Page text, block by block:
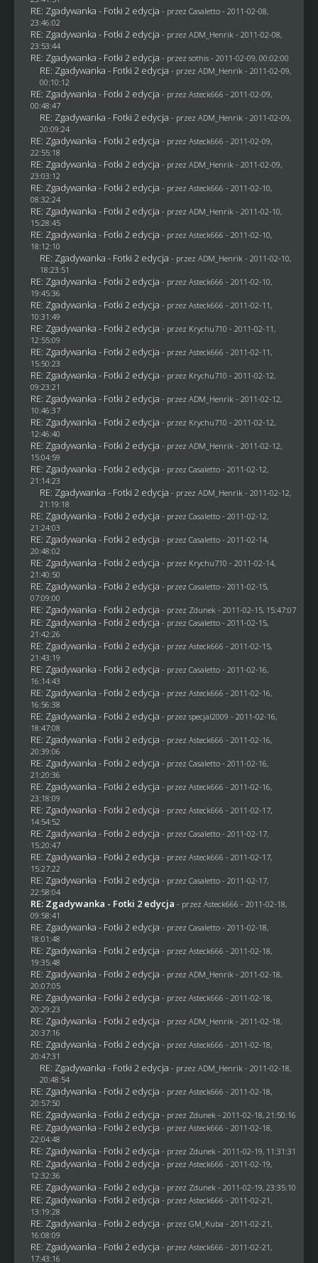
RE: Zgadywanka - Fotki 2 edycja - przez Casaletto- 2011-02-08,
23:46:02
RE: Zgadywanka - Fotki 2 edycja - przez ADM_Henrik - 2011-02-08,
23:53:44
RE: Zgadywanka - Fotki 2 edycja - przez sothis- 2011-02-09, 00:02:00
RE: Zgadywanka - Fotki 2 edycja - przez ADM_Henrik - 2011-02-09,
00:10:12
RE: Zgadywanka - Fotki 2 edycja - przez Asteck666 - 2011-02-09,
00:48:47
RE: Zgadywanka - Fotki 2 edycja - przez ADM_Henrik - 2011-02-09,
20:09:24
RE: Zgadywanka - Fotki 2 edycja - przez Asteck666 - 2011-02-09,
22:55:18
RE: Zgadywanka - Fotki 2 edycja - przez ADM_Henrik - 2011-02-09,
23:03:12
RE: Zgadywanka - Fotki 2 edycja - przez Asteck666 - 2011-02-10,
08:32:24
RE: Zgadywanka - Fotki 2 edycja - przez ADM_Henrik - 2011-02-10,
15:28:45
RE: Zgadywanka - Fotki 2 edycja - przez Asteck666 - 2011-02-10,
18:12:10
RE: Zgadywanka - Fotki 2 edycja - przez ADM_Henrik - 2011-02-10,
18:23:51
RE: Zgadywanka - Fotki 2 edycja - przez Asteck666 - 2011-02-10,
19:45:36
RE: Zgadywanka - Fotki 2 edycja - przez Asteck666 - 2011-02-11,
10:31:49
RE: Zgadywanka - Fotki 2 edycja - przez Krychu710 - 2011-02-11,
12:55:09
RE: Zgadywanka - Fotki 2 edycja - przez Asteck666 - 2011-02-11,
15:50:23
RE: Zgadywanka - Fotki 2 edycja - przez Krychu710 - 2011-02-12,
09:23:21
RE: Zgadywanka - Fotki 2 edycja - przez ADM_Henrik - 2011-02-12,
10:46:37
RE: Zgadywanka - Fotki 2 edycja - przez Krychu710 - 2011-02-12,
12:46:40
RE: Zgadywanka - Fotki 2 edycja - przez ADM_Henrik - 2011-02-12,
15:04:59
RE: Zgadywanka - Fotki 2 edycja - przez Casaletto- 2011-02-12,
21:14:23
RE: Zgadywanka - Fotki 2 edycja - przez ADM_Henrik - 2011-02-12,
21:19:18
RE: Zgadywanka - Fotki 2 edycja - przez Casaletto- 2011-02-12,
21:24:03
RE: Zgadywanka - Fotki 2 edycja - przez Casaletto- 2011-02-14,
20:48:02
RE: Zgadywanka - Fotki 2 edycja - przez Krychu710 - 2011-02-14,
21:40:50
RE: Zgadywanka - Fotki 2 edycja - przez Casaletto- 2011-02-15,
07:09:00
RE: Zgadywanka - Fotki 2 edycja - przez Zdunek - 2011-02-15, 15:47:07
RE: Zgadywanka - Fotki 2 edycja - przez Casaletto- 2011-02-15,
21:42:26
RE: Zgadywanka - Fotki 2 edycja - przez Asteck666 - 2011-02-15,
21:43:19
RE: Zgadywanka - Fotki 2 edycja - przez Casaletto- 2011-02-16,
16:14:43
RE: Zgadywanka - Fotki 2 edycja - przez Asteck666 - 2011-02-16,
16:56:38
RE: Zgadywanka - Fotki 2 edycja - przez specjal2009 - 2011-02-16,
18:47:08
RE: Zgadywanka - Fotki 2 edycja - przez Asteck666 - 2011-02-16,
20:39:06
RE: Zgadywanka - Fotki 2 edycja - przez Casaletto- 2011-02-16,
21:20:36
RE: Zgadywanka - Fotki 2 edycja - przez Asteck666 - 2011-02-16,
23:18:09
RE: Zgadywanka - Fotki 2 edycja - przez Asteck666 - 2011-02-17,
14:54:52
RE: Zgadywanka - Fotki 2 edycja - przez Casaletto- 2011-02-17,
15:20:47
RE: Zgadywanka - Fotki 2 edycja - przez Asteck666 - 2011-02-17,
15:27:22
RE: Zgadywanka - Fotki 2 edycja - przez Casaletto- 2011-02-17,
22:58:04
RE: Zgadywanka - Fotki 2 edycja - przez Asteck666 - 2011-02-18,
09:58:41
RE: Zgadywanka - Fotki 2 edycja - przez Casaletto- 2011-02-18,
18:01:48
RE: Zgadywanka - Fotki 2 edycja - przez Asteck666 - 2011-02-18,
19:35:48
RE: Zgadywanka - Fotki 2 edycja - przez ADM_Henrik - 2011-02-18,
20:07:05
RE: Zgadywanka - Fotki 2 edycja - przez Asteck666 - 2011-02-18,
20:29:23
RE: Zgadywanka - Fotki 2 edycja - przez ADM_Henrik - 2011-02-18,
20:37:16
RE: Zgadywanka - Fotki 2 edycja - przez Asteck666 - 2011-02-18,
20:47:31
RE: Zgadywanka - Fotki 2 edycja - przez ADM_Henrik - 2011-02-18,
20:48:54
RE: Zgadywanka - Fotki 2 edycja - przez Asteck666 - 2011-02-18,
20:57:50
RE: Zgadywanka - Fotki 2 edycja - przez Zdunek - 2011-02-18, 21:50:16
RE: Zgadywanka - Fotki 2 edycja - przez Asteck666 - 2011-02-18,
22:04:48
RE: Zgadywanka - Fotki 2 edycja - przez Zdunek - 2011-02-19, 11:31:31
RE: Zgadywanka - Fotki 2 edycja - przez Asteck666 - 2011-02-19,
12:32:36
RE: Zgadywanka - Fotki 2 edycja - przez Zdunek - 2011-02-19, 23:35:10
RE: Zgadywanka - Fotki 2 edycja - przez Asteck666 - 2011-02-21,
13:19:28
RE: Zgadywanka - Fotki 2 edycja - przez GM_Kuba - 2011-02-21,
16:08:09
RE: Zgadywanka - Fotki 2 edycja - przez Asteck666 - 2011-02-21,
17:43:16